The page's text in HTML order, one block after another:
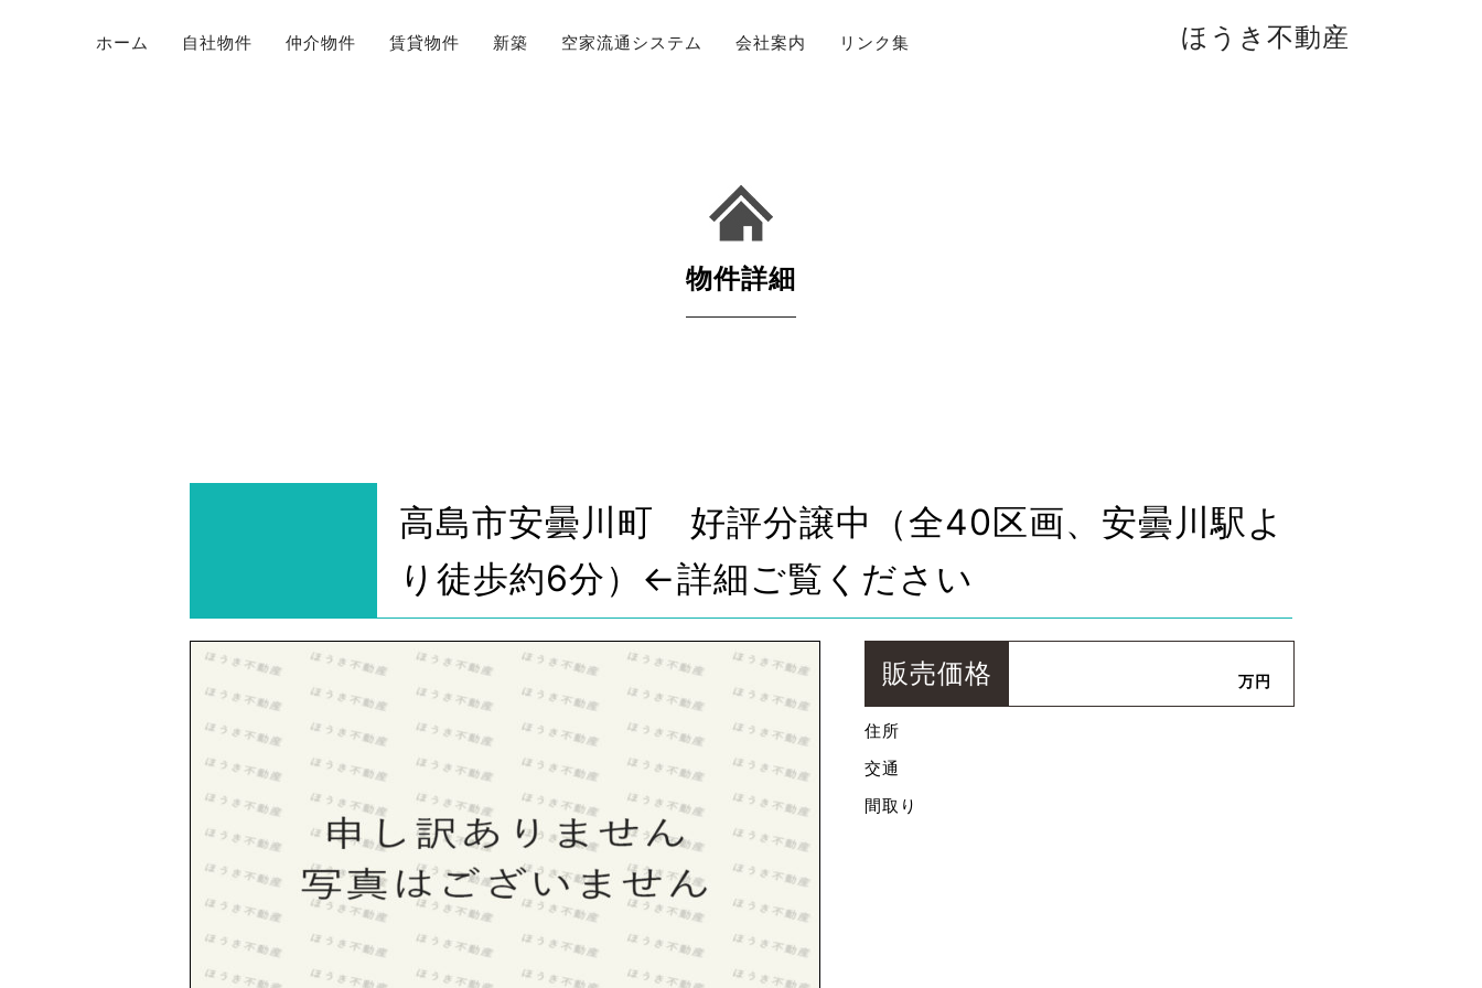
ホーム 自社物件 仲介物件 賃貸物件 新築 空家流通システム 会社案内 リンク集 ほうき不動産
物件詳細
高島市安曇川町 好評分譲中（全40区画、安曇川駅よ
り徒歩約6分）←詳細ご覧ください
販売価格 万円
住所
交通
間取り